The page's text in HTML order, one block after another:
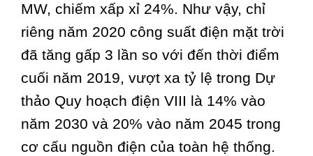
MW, chiếm xấp xỉ 24%. Như vậy, chỉ
riêng năm 2020 công suất điện mặt trời
đã tăng gấp 3 lần so với đến thời điểm
cuối năm 2019, vượt xa tỷ lệ trong Dự
thảo Quy hoạch điện VIII là 14% vào
năm 2030 và 20% vào năm 2045 trong
cơ cấu nguồn điện của toàn hệ thống.